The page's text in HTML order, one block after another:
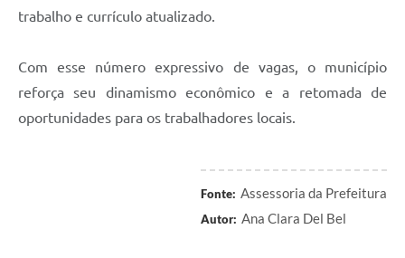
trabalho e currículo atualizado.
Com esse número expressivo de vagas, o município
reforça seu dinamismo econômico e a retomada de
oportunidades para os trabalhadores locais.
Fonte: Assessoria da Prefeitura
Autor: Ana Clara Del Bel